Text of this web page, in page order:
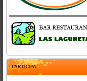
PARTICIPA